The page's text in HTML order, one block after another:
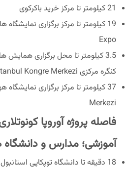
21 کیلومتر تا مرکز خرید باکرکوی
Expo
3.5 کیلومتر تا محل برگزاری
کنگره مرکزی İstanbul Kongre Merkezi
Merkezi
فاصله پروژه آوروپا
آموزشی؛ مدارس و دانشگاه
18 دقیقه تا دانشگاه توپکاپی استانبول